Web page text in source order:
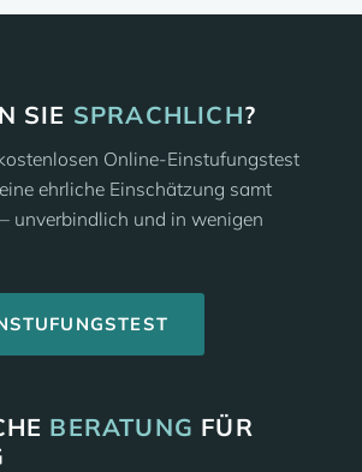
SIE SPRACHLICH?
Online-Einstufungstest
ehrliche Einschätzung samt
unverbindlich und in wenigen
BERATUNG FÜR